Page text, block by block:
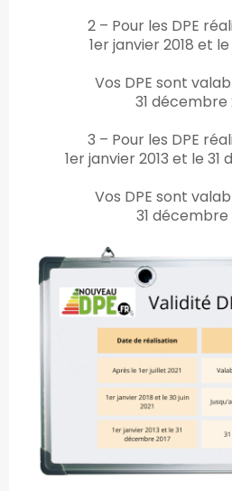
2 – Pour les DPE
1er janvier 2018 et le
Vos DPE sont
31 décembre
3 – Pour les DPE
1er janvier 2013 et le 31
Vos DPE sont
31 décembre